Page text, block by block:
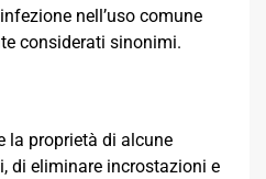
nell’uso comune
considerati sinonimi.
la proprietà di alcune
di eliminare incrostazioni e